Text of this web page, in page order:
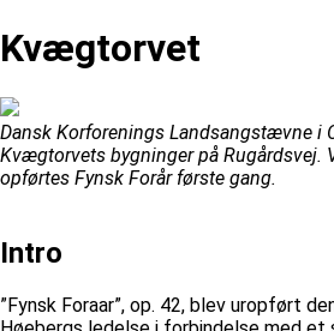
Kvægtorvet
Dansk Korforenings Landsangstævne i
Kvægtorvets bygninger på Rugårdsvej.
opførtes Fynsk Forår første gang.
Intro
”Fynsk Foraar”, op. 42, blev uropført